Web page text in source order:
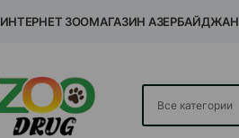
ЗООМАГАЗИН